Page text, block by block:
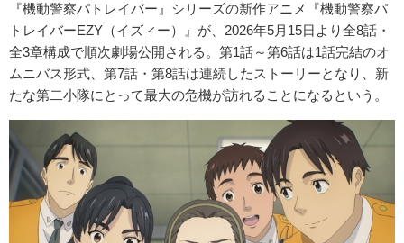
『機動警察パトレイバー』シリーズの新作アニメ『機動警察パ
トレイバーEZY（イズィー）』が、2026年5月15日より全8話・
全3章構成で順次劇場公開される。第1話～第6話は1話完結のオ
ムニバス形式、第7話・第8話は連続したストーリーとなり、新
たな第二小隊にとって最大の危機が訪れることになるという。